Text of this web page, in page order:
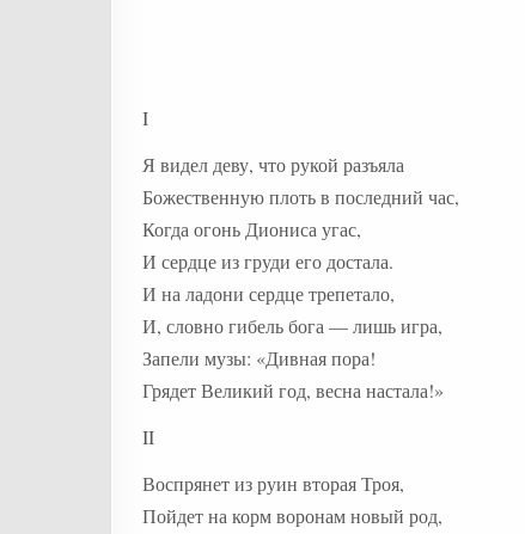
I
Я видел деву, что рукой разъяла
Божественную плоть в последний час,
Когда огонь Диониса угас,
И сердце из груди его достала.
И на ладони сердце трепетало,
И, словно гибель бога — лишь игра,
Запели музы: «Дивная пора!
Грядет Великий год, весна настала!»
II
Воспрянет из руин вторая Троя,
Пойдет на корм воронам новый род,